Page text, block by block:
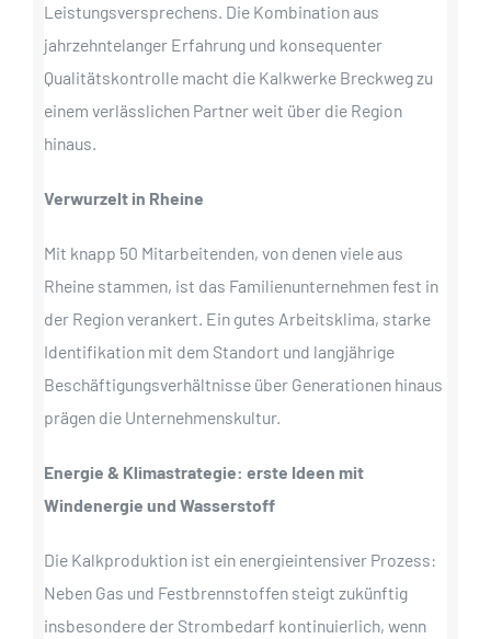
Leistungsversprechens. Die Kombination aus
jahrzehntelanger Erfahrung und konsequenter
Qualitätskontrolle macht die Kalkwerke Breckweg zu
einem verlässlichen Partner weit über die Region
hinaus.
Verwurzelt in Rheine
Mit knapp 50 Mitarbeitenden, von denen viele aus
Rheine stammen, ist das Familienunternehmen fest in
der Region verankert. Ein gutes Arbeitsklima, starke
Identifikation mit dem Standort und langjährige
Beschäftigungsverhältnisse über Generationen hinaus
prägen die Unternehmenskultur.
Energie & Klimastrategie: erste Ideen mit
Windenergie und Wasserstoff
Die Kalkproduktion ist ein energieintensiver Prozess:
Neben Gas und Festbrennstoffen steigt zukünftig
insbesondere der Strombedarf kontinuierlich, wenn